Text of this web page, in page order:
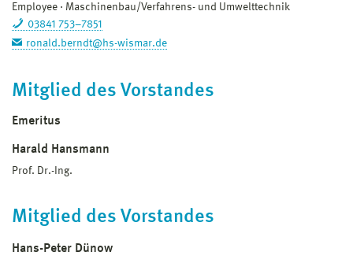
Employee
Maschinenbau/Verfahrens- und Umwelttechnik
03841 753–7851
ronald.berndt@hs-wismar.de
Mitglied des Vorstandes
Emeritus
Harald Hansmann
Prof. Dr.-Ing.
Mitglied des Vorstandes
Hans-Peter Dünow